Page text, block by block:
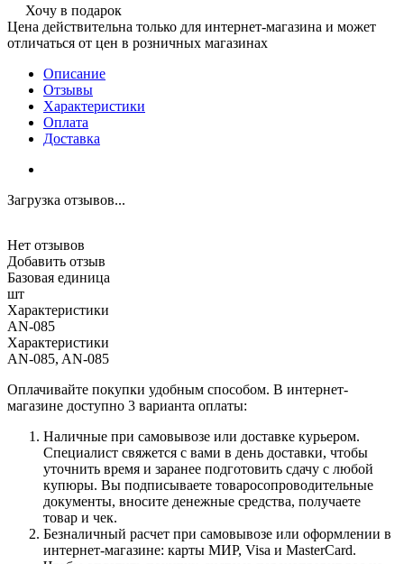
Хочу в подарок
Цена действительна только для интернет-магазина и может
отличаться от цен в розничных магазинах
Описание
Отзывы
Характеристики
Оплата
Доставка
Загрузка отзывов...
Нет отзывов
Добавить отзыв
Базовая единица
шт
Характеристики
AN-085
Характеристики
AN-085, AN-085
Оплачивайте покупки удобным способом. В интернет-
магазине доступно 3 варианта оплаты:
Наличные при самовывозе или доставке курьером.
Специалист свяжется с вами в день доставки, чтобы
уточнить время и заранее подготовить сдачу с любой
купюры. Вы подписываете товаросопроводительные
документы, вносите денежные средства, получаете
товар и чек.
Безналичный расчет при самовывозе или оформлении в
интернет-магазине: карты МИР, Visa и MasterCard.